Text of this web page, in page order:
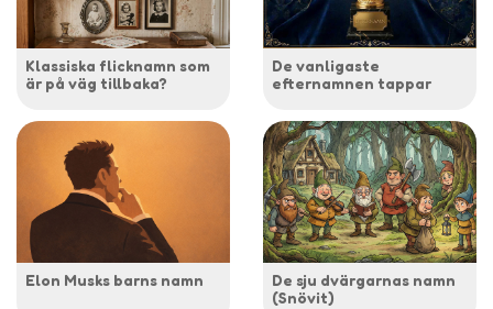
Klassiska flicknamn som
är på väg tillbaka?
De vanligaste
efternamnen tappar
Elon Musks barns namn
De sju dvärgarnas namn
(Snövit)